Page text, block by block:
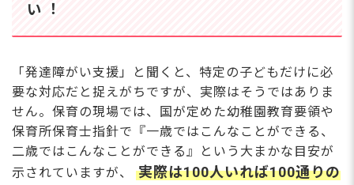
い︕
「発達障がい⽀援」と聞くと、特定の⼦どもだけに必
要な対応だと捉えがちですが、実際はそうではありま
せん。保育の現場では、国が定めた幼稚園教育要領や
保育所保育士指針で『⼀歳ではこんなことができる、
⼆歳ではこんなことができる』という⼤まかな⽬安が
⽰されていますが、
実際は100⼈いれば100通りの